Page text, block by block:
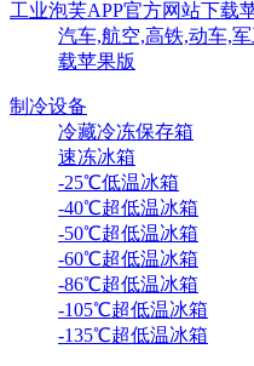
工业泡芙APP官方网站下载
汽车,航空,高铁,动车,
载苹果版
制冷设备
冷藏冷冻保存箱
速冻冰箱
-25℃低温冰箱
-40℃超低温冰箱
-50℃超低温冰箱
-60℃超低温冰箱
-86℃超低温冰箱
-105℃超低温冰箱
-135℃超低温冰箱